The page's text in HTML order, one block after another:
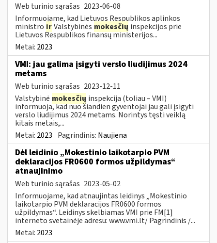
Web turinio sąrašas 2023-06-08
Informuojame, kad Lietuvos Respublikos aplinkos
ministro irValstybinės mokesčių inspekcijos prie
Lietuvos Respublikos finansų ministerijos...
Metai: 2023
VMI: jau galima įsigyti verslo liudijimus 2024
metams
Web turinio sąrašas 2023-12-11
Valstybinė mokesčių inspekcija (toliau – VMI)
informuoja, kad nuo šiandien gyventojai jau gali įsigyti
verslo liudijimus 2024 metams. Norintys tęsti veiklą
kitais metais,...
Metai: 2023 Pagrindinis: Naujiena
Dėl leidinio „Mokestinio laikotarpio PVM
deklaracijos FR0600 formos užpildymas“
atnaujinimo
Web turinio sąrašas 2023-05-02
Informuojame, kad atnaujintas leidinys „Mokestinio
laikotarpio PVM deklaracijos FR0600 formos
užpildymas“. Leidinys skelbiamas VMI prie FM[1]
interneto svetainėje adresu: www.vmi.lt/ Pagrindinis /...
Metai: 2023